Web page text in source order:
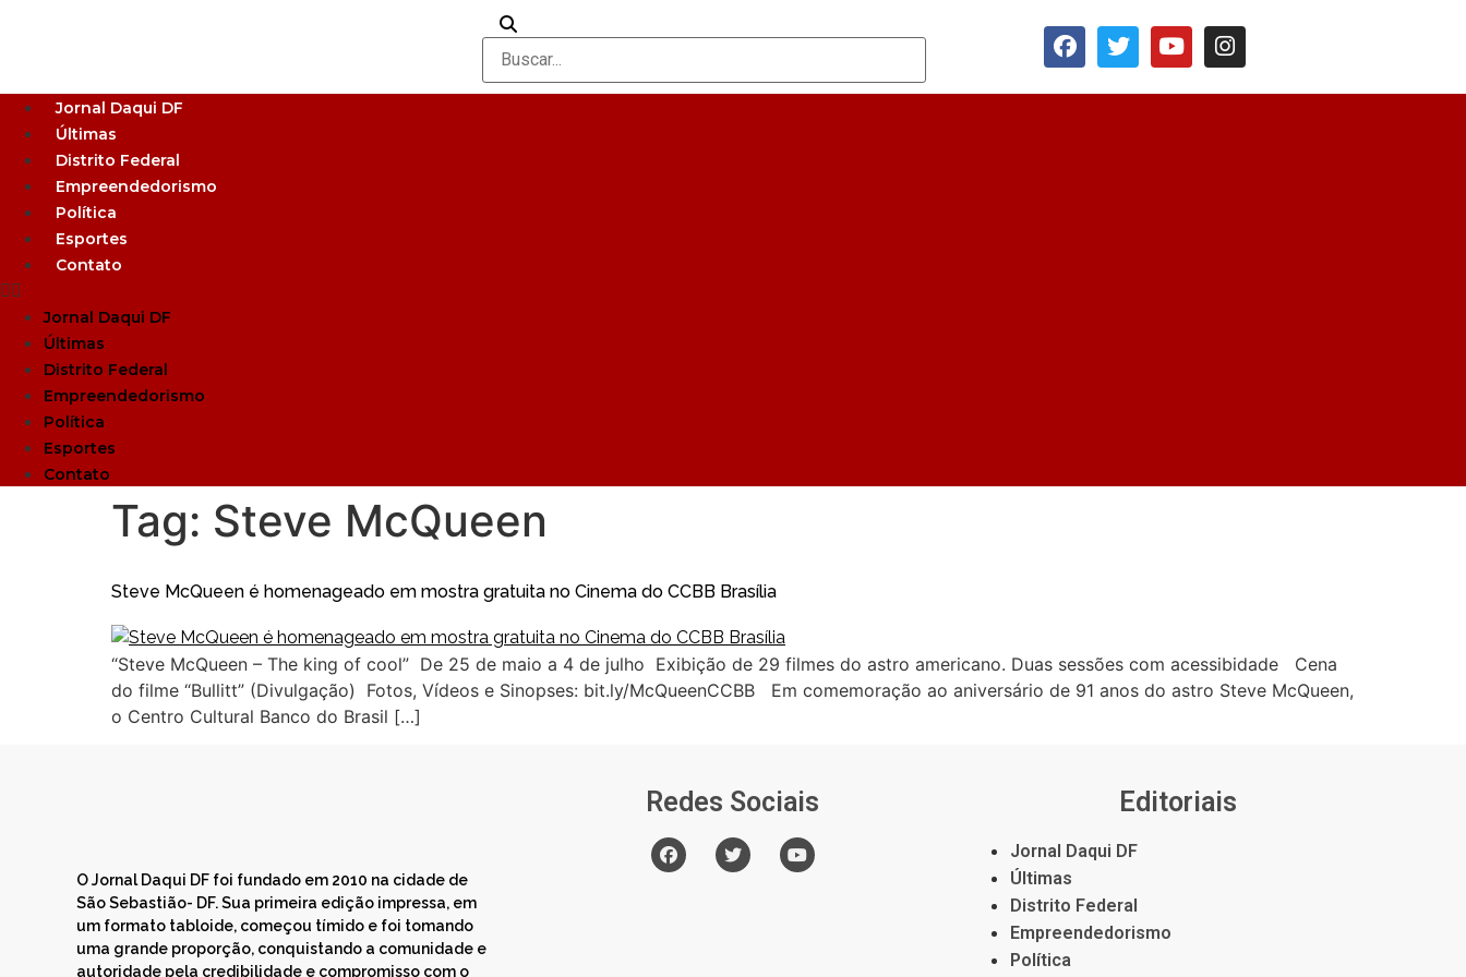
Jornal Daqui DF
Últimas
Distrito Federal
Empreendedorismo
Política
Esportes
Contato
Jornal Daqui DF
Últimas
Distrito Federal
Empreendedorismo
Política
Esportes
Contato
Tag: Steve McQueen
Steve McQueen é homenageado em mostra gratuita no Cinema do CCBB Brasília
“Steve McQueen – The king of cool” De 25 de maio a 4 de julho Exibição de 29 filmes do astro americano. Duas sessões com acessibidade Cena
do filme “Bullitt” (Divulgação) Fotos, Vídeos e Sinopses: bit.ly/McQueenCCBB Em comemoração ao aniversário de 91 anos do astro Steve McQueen,
o Centro Cultural Banco do Brasil […]
O Jornal Daqui DF foi fundado em 2010 na cidade de
São Sebastião- DF. Sua primeira edição impressa, em
um formato tabloide, começou tímido e foi tomando
uma grande proporção, conquistando a comunidade e
autoridade pela credibilidade e compromisso com o
Redes Sociais Editoriais
Jornal Daqui DF
Últimas
Distrito Federal
Empreendedorismo
Política